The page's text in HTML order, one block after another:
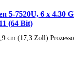
5-7520U, 6 x 4.30
(64 Bit)
cm (17,3 Zoll)